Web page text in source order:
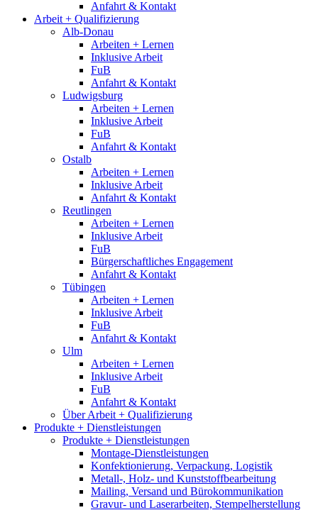
Anfahrt & Kontakt
Arbeit + Qualifizierung
Alb-Donau
Arbeiten + Lernen
Inklusive Arbeit
FuB
Anfahrt & Kontakt
Ludwigsburg
Arbeiten + Lernen
Inklusive Arbeit
FuB
Anfahrt & Kontakt
Ostalb
Arbeiten + Lernen
Inklusive Arbeit
Anfahrt & Kontakt
Reutlingen
Arbeiten + Lernen
Inklusive Arbeit
FuB
Bürgerschaftliches Engagement
Anfahrt & Kontakt
Tübingen
Arbeiten + Lernen
Inklusive Arbeit
FuB
Anfahrt & Kontakt
Ulm
Arbeiten + Lernen
Inklusive Arbeit
FuB
Anfahrt & Kontakt
Über Arbeit + Qualifizierung
Produkte + Dienstleistungen
Produkte + Dienstleistungen
Montage-Dienstleistungen
Konfektionierung, Verpackung, Logistik
Metall-, Holz- und Kunststoffbearbeitung
Mailing, Versand und Bürokommunikation
Gravur- und Laserarbeiten, Stempelherstellung